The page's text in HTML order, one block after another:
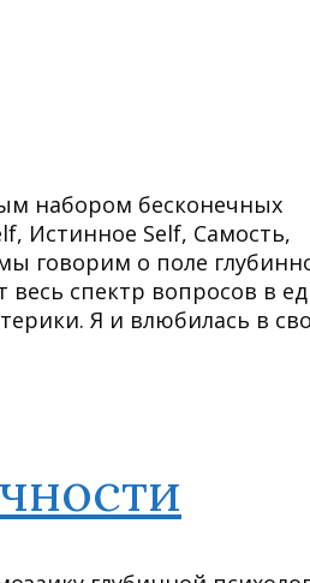
набором бесконечных
Истинное Self, Самость,
говорим о поле
спектр вопросов в
Я и влюбилась в